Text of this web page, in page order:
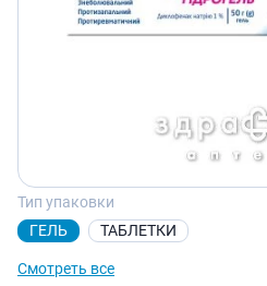
Тип упаковки
ГЕЛЬ
ТАБЛЕТКИ
Смотреть все